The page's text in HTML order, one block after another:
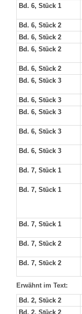
Bd. 6, Stück 1
Bd. 6, Stück 2
Bd. 6, Stück 2
Bd. 6, Stück 2
Bd. 6, Stück 2
Bd. 6, Stück 3
Bd. 6, Stück 3
Bd. 6, Stück 3
Bd. 6, Stück 3
Bd. 6, Stück 3
Bd. 7, Stück 1
Bd. 7, Stück 1
Bd. 7, Stück 1
Bd. 7, Stück 2
Bd. 7, Stück 2
Erwähnt im Text:
Bd. 2, Stück 2
Bd. 2, Stück 2